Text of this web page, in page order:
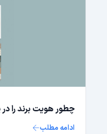
چطور هویت برند را
ادامه مطلب